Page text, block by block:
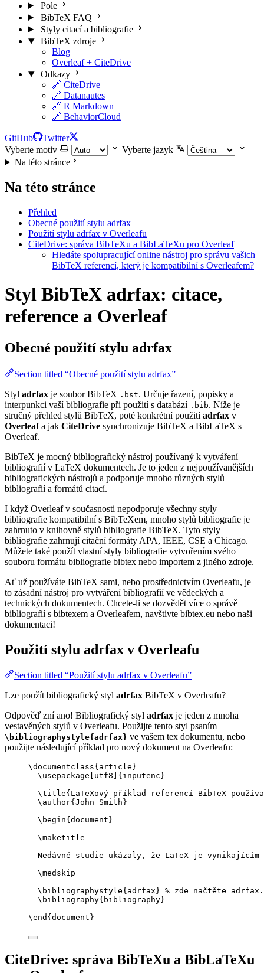
Pole
BibTeX FAQ
Styly citací a bibliografie
BibTeX zdroje
Blog
Overleaf + CiteDrive
Odkazy
🔗 CiteDrive
🔗 Datanautes
🔗 R Markdown
🔗 BehaviorCloud
GitHub
Twitter
Vyberte motiv
Vyberte jazyk
Na této stránce
Na této stránce
Přehled
Obecné použití stylu adrfax
Použití stylu adrfax v Overleafu
CiteDrive: správa BibTeXu a BibLaTeXu pro Overleaf
Hledáte spolupracující online nástroj pro správu vašich
BibTeX referencí, který je kompatibilní s Overleafem?
Styl BibTeX adrfax: citace,
reference a Overleaf
Obecné použití stylu adrfax
Section titled “Obecné použití stylu adrfax”
Styl adrfax je soubor BibTeX .bst. Určuje řazení, popisky a
interpunkci vaší bibliografie při použití s databází .bib. Níže je
stručný přehled stylů BibTeX, poté konkrétní použitíadrfax v
Overleafa jak CiteDrive synchronizuje BibTeX a BibLaTeX s
Overleaf.
BibTeX je mocný bibliografický nástroj používaný k vytváření
bibliografií v LaTeX dokumentech. Je to jeden z nejpoužívanějších
bibliografických nástrojů a podporuje mnoho různých stylů
bibliografií a formátů citací.
I když Overleaf v současnosti nepodporuje všechny styly
bibliografie kompatibilní s BibTeXem, mnoho stylů bibliografie je
zahrnuto v knihovně stylů bibliografie BibTeX. Tyto styly
bibliografie zahrnují citační formáty APA, IEEE, CSE a Chicago.
Můžete také použít vlastní styly bibliografie vytvořením svého
souboru formátu bibliografie bibtex nebo importem z jiného zdroje.
Ať už používáte BibTeX sami, nebo prostřednictvím Overleafu, je
to zásadní nástroj pro vytváření bibliografií ve vědeckých a
technických dokumentech. Chcete-li se dozvědět více o správě
bibliografií s bibtexem a Overleafem, navštivte bibtex.eu nebo naši
dokumentaci!
Použití stylu adrfax v Overleafu
Section titled “Použití stylu adrfax v Overleafu”
Lze použít bibliografický styl adrfax BibTeX v Overleafu?
Odpověď zní ano! Bibliografický styl adrfax je jeden z mnoha
vestavěných stylů v Overleafu. Použijte tento styl psaním
\bibliographystyle{adrfax} ve vašem tex dokumentu, nebo
použijte následující příklad pro nový dokument na Overleafu:
\documentclass{ article }
\usepackage
utf8 ]{ inputenc }
\title{LaTeXový příklad referencí BibTeX
\author{John Smith}
\begin{ document }
\maketitle
Nedávné studie ukázaly, že LaTeX je vynikajícím
\medskip
\bibliographystyle{adrfax} % zde načtěte
\bibliography{bibliography}
\end { document }
CiteDrive: správa BibTeXu a BibLaTeXu